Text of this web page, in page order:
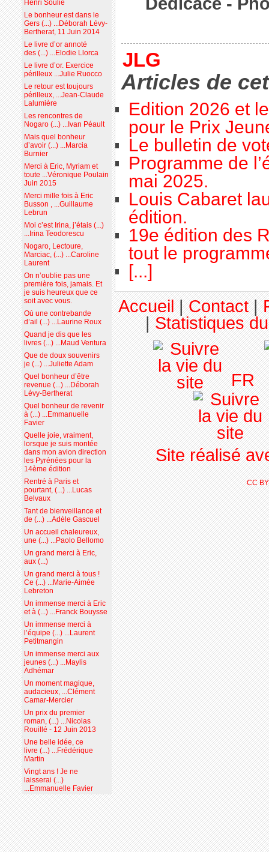
JLG
Articles de
Edition 2026 et
pour le Prix
Le bulletin de
Programme de
mai 2025.
Louis Cabaret
édition.
19e édition des
tout le
[...]
Henri Soulié
Le bonheur est dans le
Gers (...) ...Déborah Lévy-
Bertherat, 11 Juin 2014
Le livre d’or annoté
des (...) ...Elodie Llorca
Le livre d’or. Exercice
périlleux ...Julie Ruocco
Le retour est toujours
périlleux, ...Jean-Claude
Lalumière
Les rencontres de
Nogaro (...) ...Ivan Péault
Mais quel bonheur
d’avoir (...) ...Marcia
Burnier
Merci à Eric, Myriam et
toute ...Véronique Poulain
Juin 2015
Merci mille fois à Eric
Busson , ...Guillaume
Lebrun
Moi c’est Irina, j’étais (...)
...Irina Teodorescu
Nogaro, Lectoure,
Marciac, (...) ...Caroline
Laurent
On n’oublie pas une
première fois, jamais. Et
je suis heureux que ce
soit avec vous.
Où une contrebande
d’ail (...) ...Laurine Roux
Quand je dis que les
livres (...) ...Maud Ventura
Que de doux souvenirs
je (...) ...Juliette Adam
Quel bonheur d’être
revenue (...) ...Déborah
Lévy-Bertherat
Quel bonheur de revenir
à (...) ...Emmanuelle
Favier
Quelle joie, vraiment,
lorsque je suis montée
dans mon avion direction
les Pyrénées pour la
14ème édition
Rentré à Paris et
pourtant, (...) ...Lucas
Belvaux
Tant de bienveillance et
de (...) ...Adèle Gascuel
Un accueil chaleureux,
une (...) ...Paolo Bellomo
Un grand merci à Eric,
aux (...)
Un grand merci à tous !
Ce (...) ...Marie-Aimée
Lebreton
Un immense merci à Eric
et à (...) ...Franck Bouysse
Un immense merci à
l’équipe (...) ...Laurent
Petitmangin
Un immense merci aux
jeunes (...) ...Maylis
Adhémar
Un moment magique,
audacieux, ...Clément
Camar-Mercier
Un prix du premier
roman, (...) ...Nicolas
Rouillé - 12 Juin 2013
Une belle idée, ce
livre (...) ...Frédérique
Martin
Vingt ans ! Je ne
laisserai (...)
...Emmanuelle Favier
Accueil|Contact|
|Statistiques
FR
Site réalisé
CC